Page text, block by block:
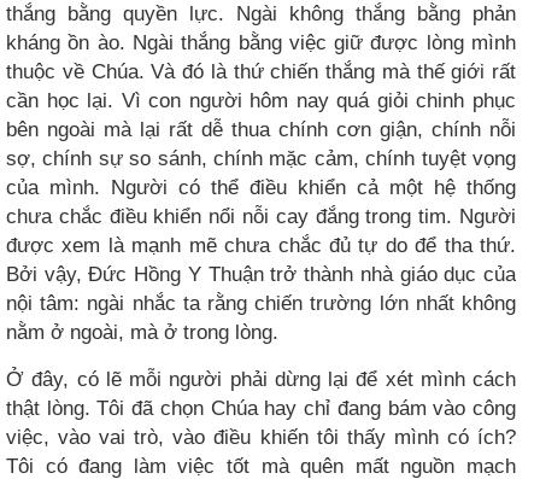
thắng bằng quyền lực. Ngài không thắng bằng phản
kháng ồn ào. Ngài thắng bằng việc giữ được lòng mình
thuộc về Chúa. Và đó là thứ chiến thắng mà thế giới rất
cần học lại. Vì con người hôm nay quá giỏi chinh phục
bên ngoài mà lại rất dễ thua chính cơn giận, chính nỗi
sợ, chính sự so sánh, chính mặc cảm, chính tuyệt vọng
của mình. Người có thể điều khiển cả một hệ thống
chưa chắc điều khiển nổi nỗi cay đắng trong tim. Người
được xem là mạnh mẽ chưa chắc đủ tự do để tha thứ.
Bởi vậy, Đức Hồng Y Thuận trở thành nhà giáo dục của
nội tâm: ngài nhắc ta rằng chiến trường lớn nhất không
nằm ở ngoài, mà ở trong lòng.
Ở đây, có lẽ mỗi người phải dừng lại để xét mình cách
thật lòng. Tôi đã chọn Chúa hay chỉ đang bám vào công
việc, vào vai trò, vào điều khiến tôi thấy mình có ích?
Tôi có đang làm việc tốt mà quên mất nguồn mạch